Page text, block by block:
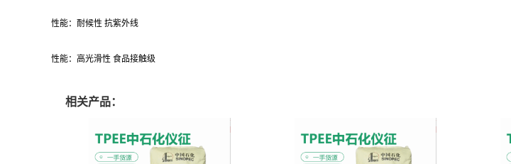
性能：耐候性 抗紫外线
性能：高光滑性 食品接触级
相关产品：